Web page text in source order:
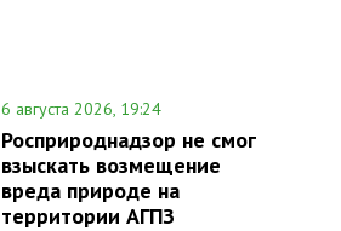
6 августа 2026, 19:24
Росприроднадзор не смог
взыскать возмещение
вреда природе на
территории АГПЗ